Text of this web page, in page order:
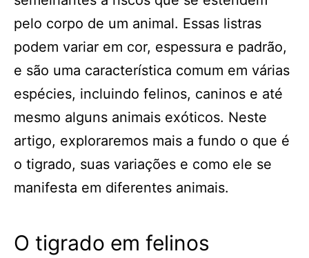
pelo corpo de um animal. Essas listras
podem variar em cor, espessura e padrão,
e são uma característica comum em várias
espécies, incluindo felinos, caninos e até
mesmo alguns animais exóticos. Neste
artigo, exploraremos mais a fundo o que é
o tigrado, suas variações e como ele se
manifesta em diferentes animais.
O tigrado em felinos